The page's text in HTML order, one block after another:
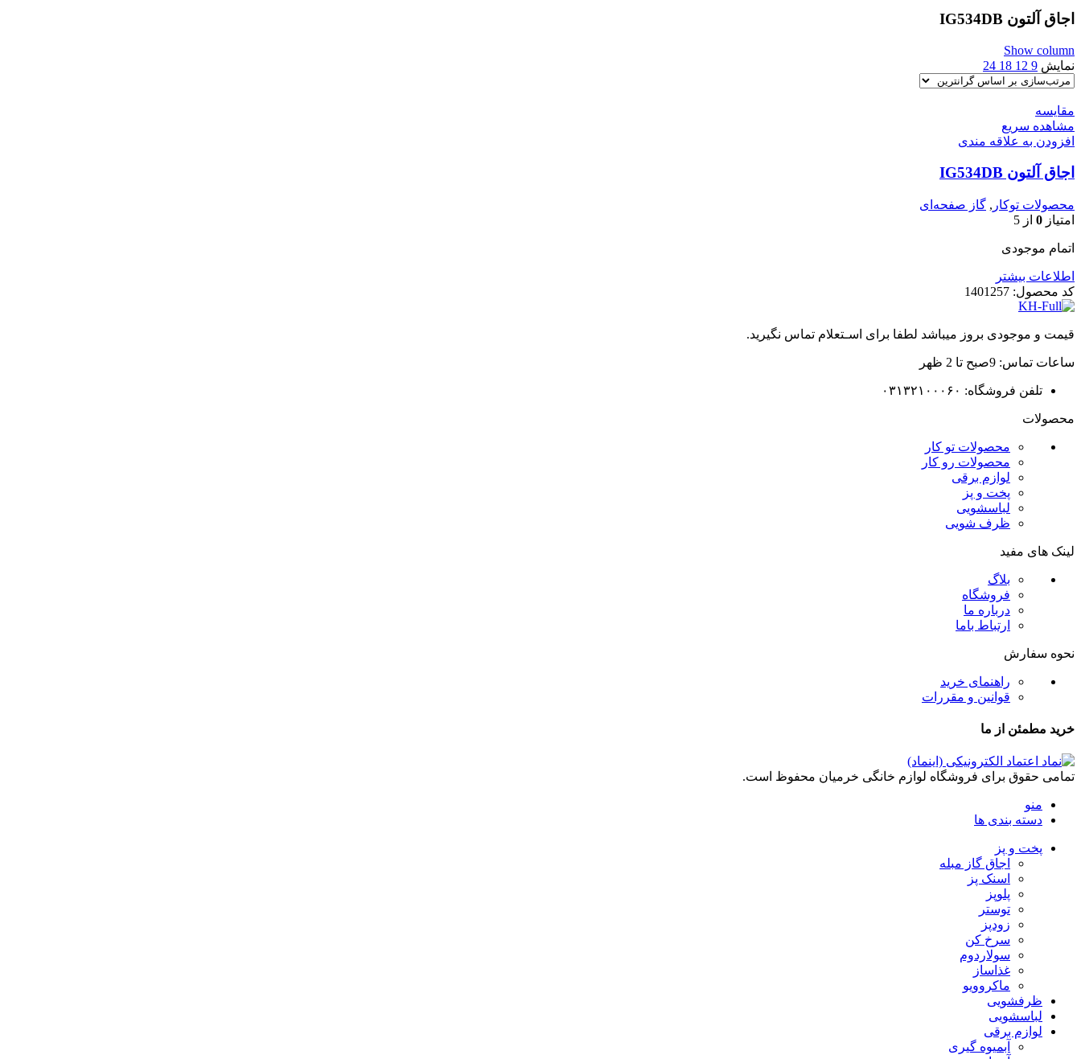
اجاق آلتون IG534DB
Show column
نمایش 9
12
18
24
مقایسه
مشاهده سریع
افزودن به علاقه مندی
اجاق آلتون IG534DB
محصولات توکار , گاز صفحه‌ای
امتیاز 0 از 5
اتمام موجودی
اطلاعات بیشتر
کد محصول: 1401257
قیمت و موجودی بروز میباشد لطفا برای اسـتعلام تماس نگیرید.
ساعات تماس: 9صبح تا 2 ظهر
تلفن فروشگاه: ۰۳۱۳۲۱۰۰۰۶۰
محصولات
محصولات تو کار
محصولات رو کار
لوازم برقی
پخت و پز
لباسشویی
ظرف شویی
لینک های مفید
بلاگ
فروشگاه
درباره ما
ارتباط باما
نحوه سفارش
راهنمای خرید
قوانین و مقررات
خرید مطمئن از ما
تمامی حقوق برای فروشگاه لوازم خانگی خرمیان محفوظ است.
منو
دسته بندی ها
پخت و پز
اجاق گاز مبله
اسنک پز
پلوپز
توستر
زودپز
سرخ کن
سولاردوم
غذاساز
ماکروویو
ظرفشویی
لباسشویی
لوازم برقی
آبمیوه گیری